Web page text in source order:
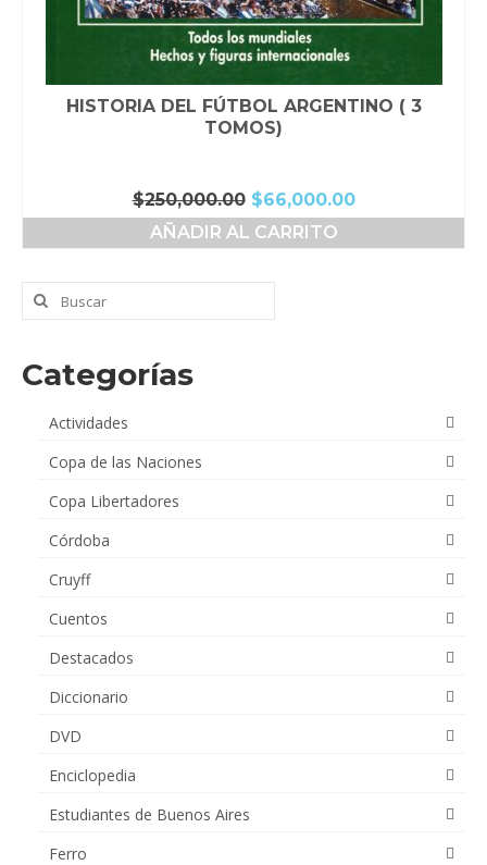
HISTORIA DEL FÚTBOL ARGENTINO ( 3
TOMOS)
$250,000.00 El
precio
original
$250,000.00.
$66,000.00El
precio
AÑADIR AL CARRITO
Buscar
por:
Categorías
Actividades
Copa de las Naciones
Copa Libertadores
Córdoba
Cruyff
Cuentos
Destacados
Diccionario
DVD
Enciclopedia
Estudiantes de Buenos Aires
Ferro